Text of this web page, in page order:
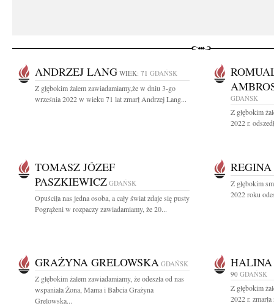
ANDRZEJ LANG WIEK: 71 GDAŃSK
Z głębokim żalem zawiadamiamy,że w dniu 3-go
września 2022 w wieku 71 lat zmarł Andrzej Lang...
GDAŃSK
Z głębokim
2022 r.
TOMASZ JÓZEF
PASZKIEWICZ GDAŃSK
Opuściła nas jedna osoba, a cały świat zdaje się pusty
Pogrążeni w rozpaczy zawiadamiamy, że 20...
Z głębokim
2022 roku
GRAŻYNA GRELOWSKA GDAŃSK
Z głębokim żalem zawiadamiamy, że odeszła od nas
wspaniała Żona, Mama i Babcia Grażyna
Grelowska...
HALINA
90 GDAŃSK
Z głębokim
2022 r.